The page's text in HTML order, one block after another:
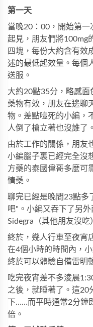
第一天
當晚20：00，開始第一
起見，朋友們將100mg
四塊，每份大約含有效
述的最低起效量。每個
送服。
大約20點35分，略感
藥物有效，朋友在邊聊
物。差點噎死的小編，
人倒了槍立著也沒誰了
由於工作的關係，朋友
小編腦子裏已經完全沒
方藥的泰國偉哥多麼可
情藥。
聊完已經是晚間23點多
吧"。小編又吞下了另
Sidegra（其他朋友沒吃
終於，幾人行車至夜宵
在4個小時的時間內，
終於可以體驗自備雷明
吃完夜宵差不多淩晨
之後，就睡著了。這20
下……而平時通常2分鐘
倍。